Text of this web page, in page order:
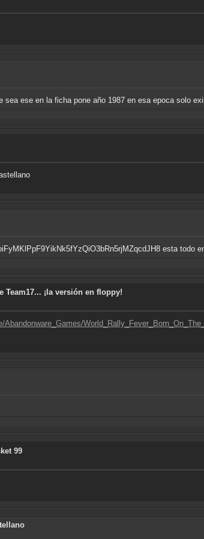
sea ese en la ficha pone año 1987 en esa epoca solo
esta todo
Team17... ¡la versión en floppy!
Abandonware_Games/
99